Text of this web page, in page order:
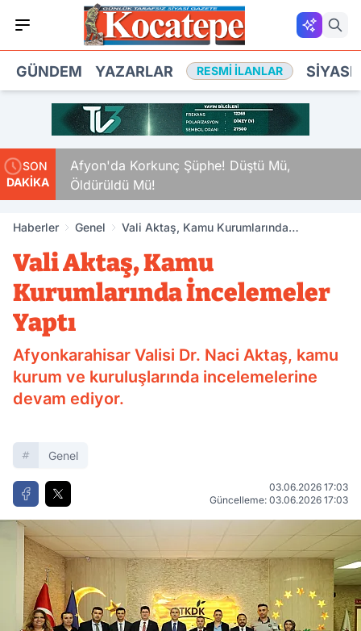
GÜNDEM YAZARLAR RESMI İLANLAR
SON
DAKİKA
Afyon'da Korkunç Şüphe! Düştü Mü,
Öldürüldü Mü!
Haberler Genel
Vali Aktaş, Kamu Kurumlarında
Vali Aktaş, Kamu
Kurumlarında İncelemeler
Yaptı
Afyonkarahisar Valisi Dr. Naci Aktaş, kamu
kurum ve kuruluşlarında incelemelerine
devam ediyor.
Genel
03.06.2026 17:03
Güncelleme: 03.06.2026 17:03